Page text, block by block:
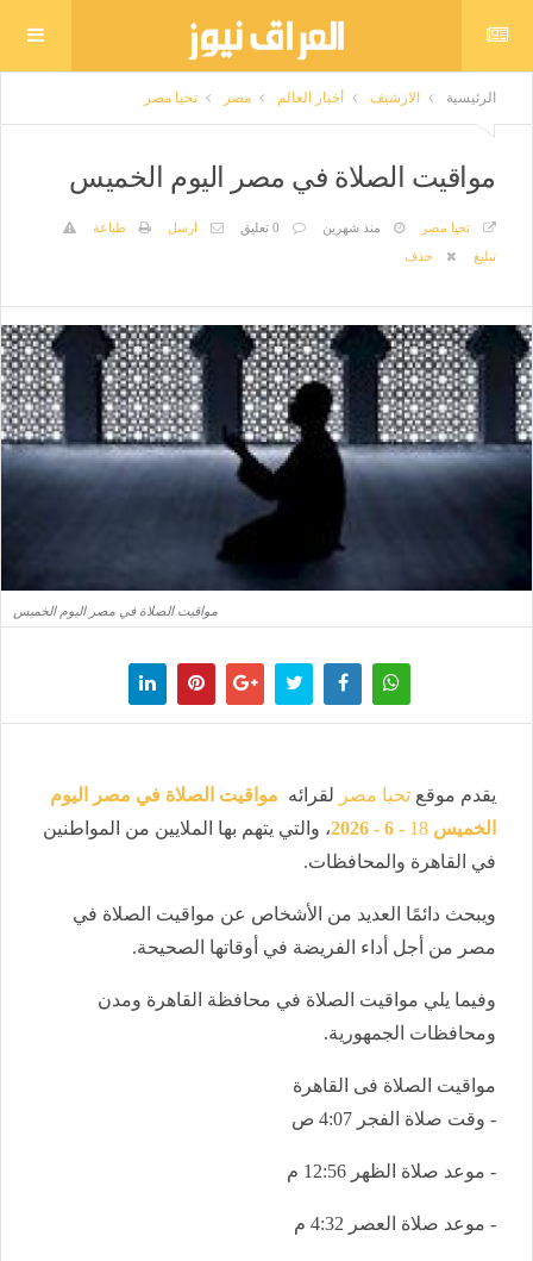
الرئيسية الارشيف أخبار العالم مصر تحيا مصر
مواقيت الصلاة في مصر اليوم الخميس
تحيا مصر منذ شهرين 0 تعليق ارسل
طباعة
تبليغ
حذف
مواقيت الصلاة في مصر اليوم الخميس
يقدم موقع تحيا مصر لقرائه مواقيت الصلاة في مصر اليوم
الخميس
- 6 - 2026
، والتي يتهم بها الملايين من المواطنين
في القاهرة والمحافظات.
ويبحث دائمًا العديد من الأشخاص عن مواقيت الصلاة في
مصر من أجل أداء الفريضة في أوقاتها الصحيحة.
وفيما يلي مواقيت الصلاة في محافظة القاهرة ومدن
ومحافظات الجمهورية.
مواقيت الصلاة فى القاهرة
- وقت صلاة الفجر 4:07 ص
- موعد صلاة الظهر 12:56 م
- موعد صلاة العصر 4:32 م